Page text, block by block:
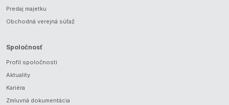
Predaj majetku
Obchodná verejná súťaž
Spoločnosť
Profil spoločnosti
Aktuality
Kariéra
Zmluvná dokumentácia